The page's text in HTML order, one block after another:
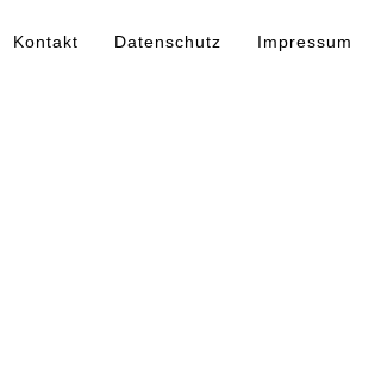
Kontakt Datenschutz Impressum